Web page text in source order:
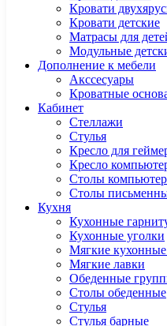
Кровати
Кровати детские
Матрасы для
Модульные
Дополнение к мебели
Акссесуары
Кроватные
Кабинет
Cтеллажи
Cтулья
Кресло для
Кресло
Столы
Столы
Кухня
Кухонные
Кухонные уголки
Мягкие кухонные
Мягкие лавки
Обеденные
Столы обеденные
Стулья
Стулья барные